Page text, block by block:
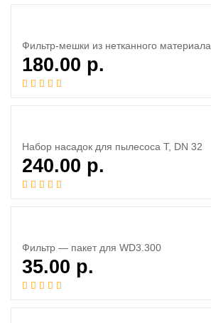
Фильтр-мешки из нетканного материала
180.00 р.
Набор насадок для пылесоса T, DN 32
240.00 р.
Фильтр — пакет для WD3.300
35.00 р.